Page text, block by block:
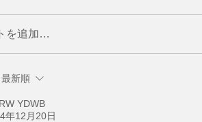
を追加…
最新順
YDWB
年12月20日